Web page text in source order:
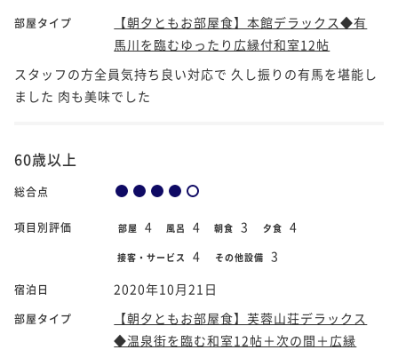
部屋タイプ
【朝夕ともお部屋食】本館デラックス◆有
馬川を臨むゆったり広縁付和室12帖
スタッフの方全員気持ち良い対応で 久し振りの有馬を堪能し
ました 肉も美味でした
60歳以上
総合点
項目別評価 部屋 4 風呂 4 朝食 3 夕食 4
接客・サービス 4 その他設備 3
宿泊日 2020年10月21日
部屋タイプ
【朝夕ともお部屋食】芙蓉山荘デラックス
◆温泉街を臨む和室12帖＋次の間＋広縁